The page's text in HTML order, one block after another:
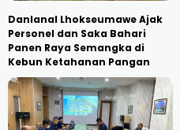
Danlanal Lhokseumawe Ajak
Personel dan Saka Bahari
Panen Raya Semangka di
Kebun Ketahanan Pangan